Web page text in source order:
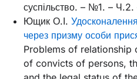
суспільство. – №1. –
Ющик О.І.
через призму особи
Problems of relationship
of convicts of persons,